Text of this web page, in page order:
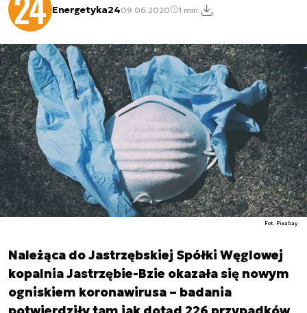
Energetyka2409.06.2020 1 min.
Fot. Pixabay
Należąca do Jastrzębskiej Spółki Węglowej
kopalnia Jastrzębie-Bzie okazała się nowym
ogniskiem koronawirusa – badania